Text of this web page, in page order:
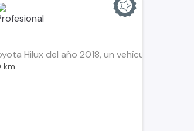
Hilux del año 2018, un vehículo que
km